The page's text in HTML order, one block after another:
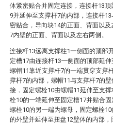
体紧密贴合并固定连接，连接杆13
9并延伸至支撑杆7的内部，连接杆
密贴合，导向块14的正面、背面以
7内壁的正面、背面以及左右两侧。
连接杆13远离支撑柱1一侧面的顶部
定槽17由连接杆13一侧面的顶部延伸
螺帽11靠近支撑杆7的一端贯穿支撑
撑杆7的内部，螺帽11与支撑杆7的
接，固定螺栓10由螺帽11延伸至支
栓10的一端延伸至固定槽17并贴合
螺栓10的另一端为螺母，固定螺栓
的外壁并延伸至扭盘12壁体的内部